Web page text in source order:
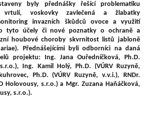
byly přednášky řešící problematiku
vrtulí, voskovky zavlečená a žlabatky
invazních škůdců ovoce a využití
tyto účely či nové poznatky o ochraně a
houbové choroby skvrnitost listů jabloně
Přednášejícími byli odborníci na daná
projektu: Ing. Jana Ouředníčková, Ph.D.
Ing. Kamil Holý, Ph.D. (VÚRV Ruzyně,
Ph.D. (VÚRV Ruzyně, v.v.i.), RNDr.
Holovousy, s.r.o.) a Mgr. Zuzana Haňáčková,
s.r.o.).